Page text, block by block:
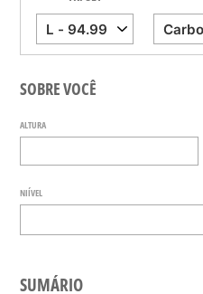
SOBRE VOCÊ
ALTURA
NIÍVEL
SUMÁRIO